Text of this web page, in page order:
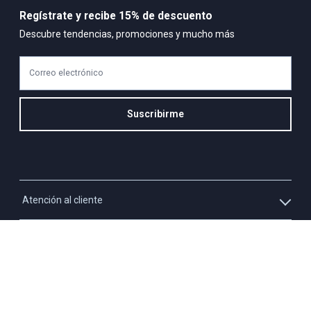
Atención al cliente
Regístrate y recibe 15% de descuento
Descubre tendencias, promociones y mucho más
Correo electrónico
Suscribirme